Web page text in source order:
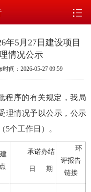
年5月27日建设项目
情况公示
间：2026-05-27 09:59
程序的有关规定，我局
理情况予以公示，公示
5个工作日）。
建
承诺办结
日 期
环
评报告
链接